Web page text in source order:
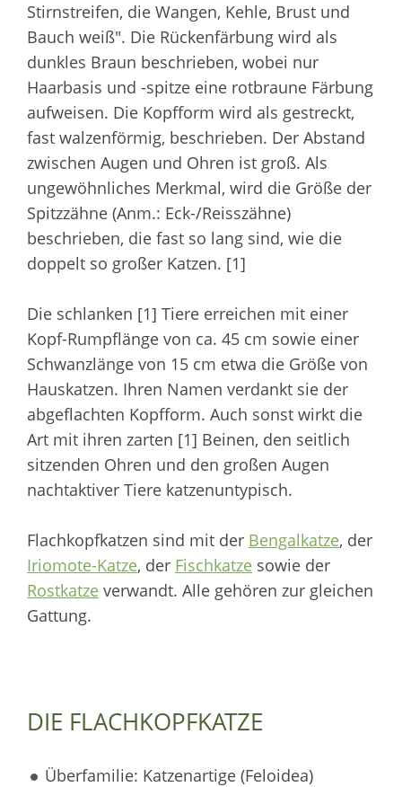
Stirnstreifen, die Wangen, Kehle, Brust und
Bauch weiß". Die Rückenfärbung wird als
dunkles Braun beschrieben, wobei nur
Haarbasis und -spitze eine rotbraune Färbung
aufweisen. Die Kopfform wird als gestreckt,
fast walzenförmig, beschrieben. Der Abstand
zwischen Augen und Ohren ist groß. Als
ungewöhnliches Merkmal, wird die Größe der
Spitzzähne (Anm.: Eck-/Reisszähne)
beschrieben, die fast so lang sind, wie die
doppelt so großer Katzen. [1]
Die schlanken [1] Tiere erreichen mit einer
Kopf-Rumpflänge von ca. 45 cm sowie einer
Schwanzlänge von 15 cm etwa die Größe von
Hauskatzen. Ihren Namen verdankt sie der
abgeflachten Kopfform. Auch sonst wirkt die
Art mit ihren zarten [1] Beinen, den seitlich
sitzenden Ohren und den großen Augen
nachtaktiver Tiere katzenuntypisch.
Flachkopfkatzen sind mit der Bengalkatze, der
Iriomote-Katze, der Fischkatze sowie der
Rostkatze verwandt. Alle gehören zur gleichen
Gattung.
DIE FLACHKOPFKATZE
Überfamilie: Katzenartige (Feloidea)